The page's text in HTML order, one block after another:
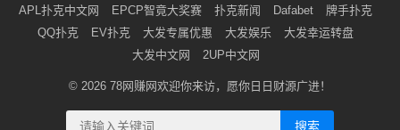
APL扑克中文网
EPCP智竟大奖赛 扑克新闻 Dafabet
牌手扑克
QQ扑克
EV扑克 大发专属优惠 大发娱乐
大发幸运转盘
大发中文网
2UP中文网
© 2026 78网赚网欢迎你来访，愿你日日财源广进！
搜索